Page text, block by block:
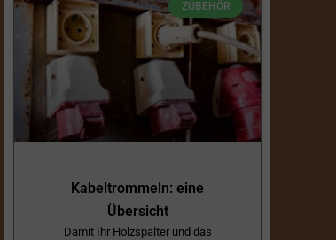
ZUBEHÖR
Kabeltrommeln: eine
Übersicht
Damit Ihr Holzspalter und das